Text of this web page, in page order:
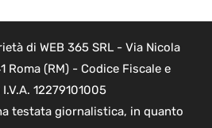
di WEB 365 SRL - Via Nicola
Roma (RM) - Codice Fiscale e
12279101005
testata giornalistica, in quanto